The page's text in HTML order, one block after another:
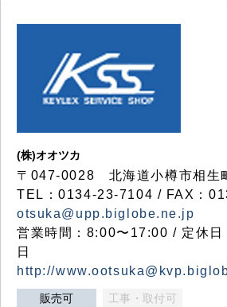
(株)オオツカ
〒047-0028 北海道小樽市相生
TEL：0134-23-7104 / FAX：
otsuka@upp.biglobe.ne.jp
営業時間：8:00〜17:00 / 定休日
日
http://
販売可 工事・取付可